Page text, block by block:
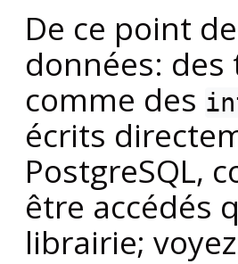
De ce point
données: des
comme des
écrits
PostgreSQL,
être accédés
librairie; voyez